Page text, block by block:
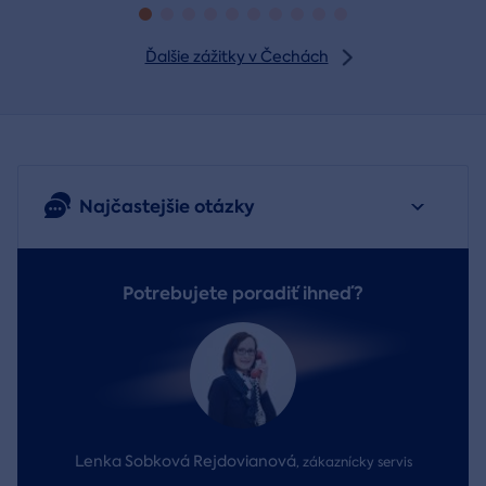
Ďalšie zážitky v Čechách
Najčastejšie otázky
Potrebujete poradiť ihneď?
Lenka Sobková Rejdovianová, zákaznícky servis